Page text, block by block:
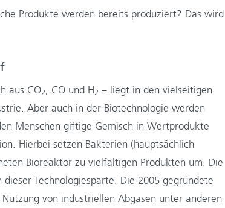
Produkte werden bereits produziert? Das wird
aus CO2, CO und H2 – liegt in den vielseitigen
Aber auch in der Biotechnologie werden
Menschen giftige Gemisch in Wertprodukte
Hierbei setzen Bakterien (hauptsächlich
Bioreaktor zu vielfältigen Produkten um. Die
Technologiesparte. Die 2005 gegründete
von industriellen Abgasen unter anderen